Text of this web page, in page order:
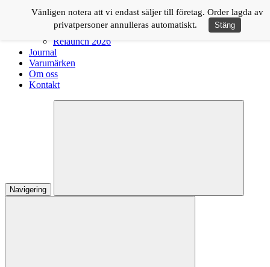
Logga in
Relaunch 2026
Journal
Varumärken
Om oss
Kontakt
Navigering
Vänligen notera att vi endast säljer till företag. Order lagda av
privatpersoner annulleras automatiskt.
Stäng